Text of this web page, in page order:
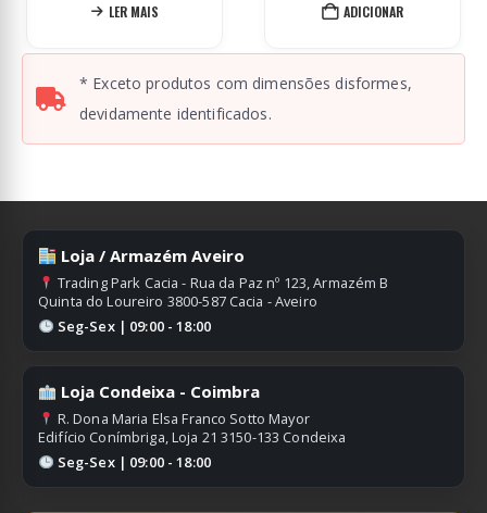
LER MAIS ADICIONAR
* Exceto produtos com dimensões disformes,
devidamente identificados.
Loja / Armazém Aveiro
Trading Park Cacia - Rua da Paz nº 123, Armazém B
Quinta do Loureiro 3800-587 Cacia - Aveiro
Seg-Sex | 09:00 - 18:00
Loja Condeixa - Coimbra
R. Dona Maria Elsa Franco Sotto Mayor
Edifício Conímbriga, Loja 21 3150-133 Condeixa
Seg-Sex | 09:00 - 18:00